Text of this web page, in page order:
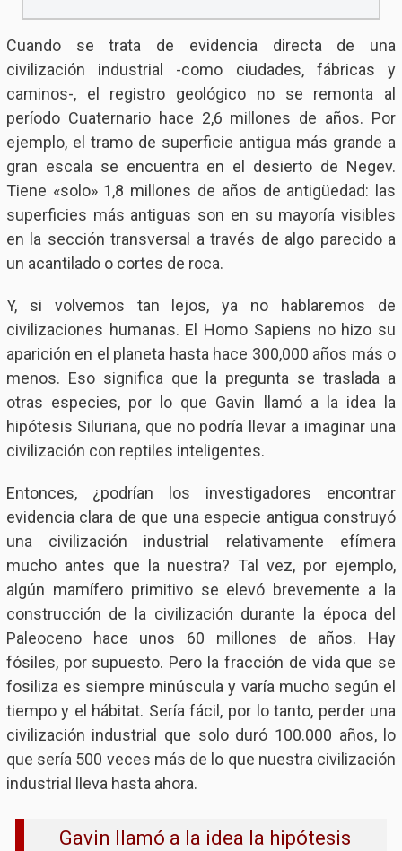
Cuando se trata de evidencia directa de una
civilización industrial -como ciudades, fábricas y
caminos-, el registro geológico no se remonta al
período Cuaternario hace 2,6 millones de años. Por
ejemplo, el tramo de superficie antigua más grande a
gran escala se encuentra en el desierto de Negev.
Tiene «solo» 1,8 millones de años de antigüedad: las
superficies más antiguas son en su mayoría visibles
en la sección transversal a través de algo parecido a
un acantilado o cortes de roca.
Y, si volvemos tan lejos, ya no hablaremos de
civilizaciones humanas. El Homo Sapiens no hizo su
aparición en el planeta hasta hace 300,000 años más o
menos. Eso significa que la pregunta se traslada a
otras especies, por lo que Gavin llamó a la idea la
hipótesis Siluriana, que no podría llevar a imaginar una
civilización con reptiles inteligentes.
Entonces, ¿podrían los investigadores encontrar
evidencia clara de que una especie antigua construyó
una civilización industrial relativamente efímera
mucho antes que la nuestra? Tal vez, por ejemplo,
algún mamífero primitivo se elevó brevemente a la
construcción de la civilización durante la época del
Paleoceno hace unos 60 millones de años. Hay
fósiles, por supuesto. Pero la fracción de vida que se
fosiliza es siempre minúscula y varía mucho según el
tiempo y el hábitat. Sería fácil, por lo tanto, perder una
civilización industrial que solo duró 100.000 años, lo
que sería 500 veces más de lo que nuestra civilización
industrial lleva hasta ahora.
Gavin llamó a la idea la hipótesis